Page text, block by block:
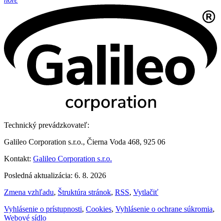
Technický prevádzkovateľ:
Galileo Corporation s.r.o., Čierna Voda 468, 925 06
Kontakt: Galileo Corporation s.r.o.
Posledná aktualizácia: 6. 8. 2026
Zmena vzhľadu, Štruktúra stránok, RSS, Vytlačiť
Vyhlásenie o prístupnosti, Cookies, Vyhlásenie o ochrane súkromia,
Webové sídlo